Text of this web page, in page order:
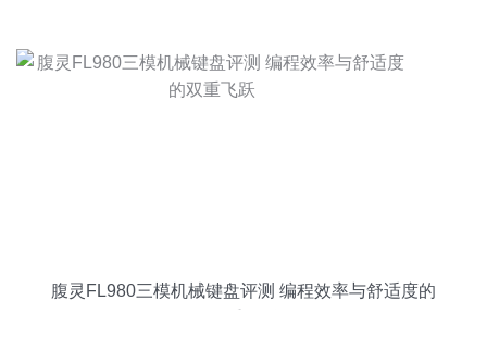
腹灵FL980三模机械键盘评测 编程效率与舒适度的